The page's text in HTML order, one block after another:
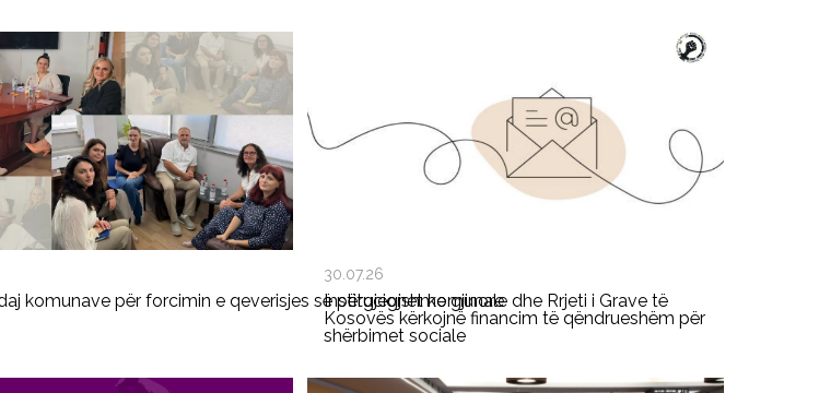
komunave për forcimin e qeverisjes së përgjegjshme gjinore
30.07.26
Institucionet komunale dhe Rrjeti i Grave të
Kosovës kërkojnë financim të qëndrueshëm për
shërbimet sociale